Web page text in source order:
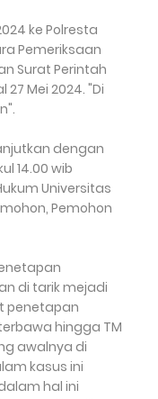
ke Polresta
Pemeriksaan
Surat Perintah
Mei 2024. "Di
dengan
14.00 wib
Universitas
Pemohon
di tarik mejadi
penetapan
hingga TM
awalnya di
kasus ini
hal ini